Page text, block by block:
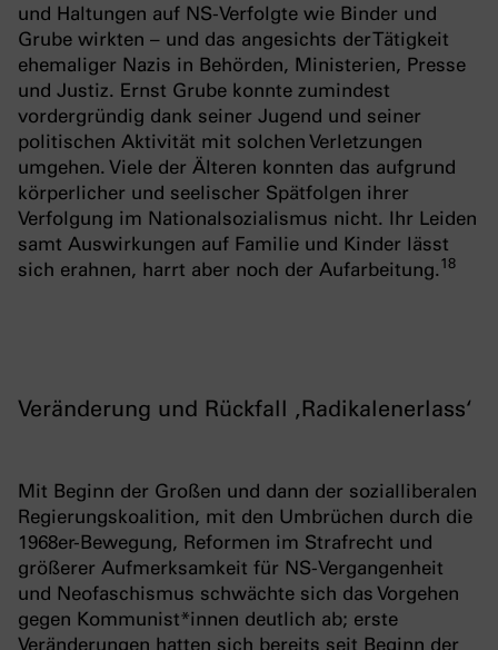
und Haltungen auf NS-Verfolgte wie Binder und
Grube wirkten – und das angesichts der Tätigkeit
ehemaliger Nazis in Behörden, Ministerien, Presse
und Justiz. Ernst Grube konnte zumindest
vordergründig dank seiner Jugend und seiner
politischen Aktivität mit solchen Verletzungen
umgehen. Viele der Älteren konnten das aufgrund
körperlicher und seelischer Spätfolgen ihrer
Verfolgung im Nationalsozialismus nicht. Ihr Leiden
samt Auswirkungen auf Familie und Kinder lässt
sich erahnen, harrt aber noch der Aufarbeitung. 18
Veränderung und Rückfall ‚Radikalenerlass‘
Mit Beginn der Großen und dann der sozialliberalen
Regierungskoalition, mit den Umbrüchen durch die
1968er-Bewegung, Reformen im Strafrecht und
größerer Aufmerksamkeit für NS-Vergangenheit
und Neofaschismus schwächte sich das Vorgehen
gegen Kommunist*innen deutlich ab; erste
Veränderungen hatten sich bereits seit Beginn der